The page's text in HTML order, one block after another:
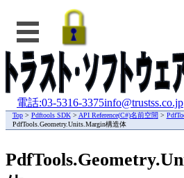
電話:03-5316-3375info@trustss.co.jp
Top> Pdftools SDK> API Reference(C#)名前空間 >
PdfTools.Geometry.Units.Margin構造体